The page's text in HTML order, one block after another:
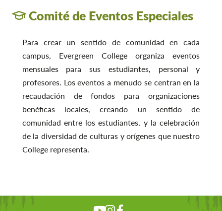
Comité de Eventos Especiales
Para crear un sentido de comunidad en cada
campus, Evergreen College organiza eventos
mensuales para sus estudiantes, personal y
profesores. Los eventos a menudo se centran en la
recaudación de fondos para organizaciones
benéficas locales, creando un sentido de
comunidad entre los estudiantes, y la celebración
de la diversidad de culturas y orígenes que nuestro
College representa.